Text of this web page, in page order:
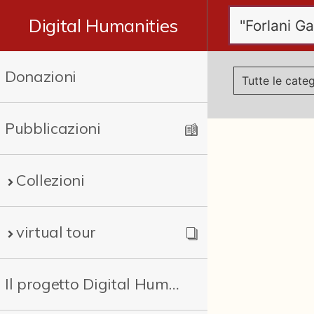
Digital Humanities
Donazioni
Pubblicazioni
Collezioni
virtual tour
Il progetto Digital Humanities